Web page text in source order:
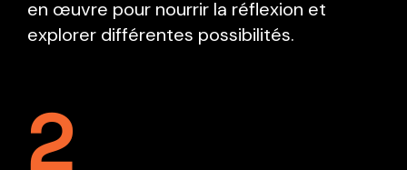
en œuvre pour nourrir la réflexion et
explorer différentes possibilités.
2